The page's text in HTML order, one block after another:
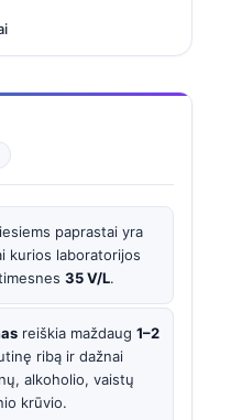
paprastai yra
kurios laboratorijos
35 V/L.
reiškia maždaug 1–2
ribą ir dažnai
alkoholio, vaistų
krūvio.